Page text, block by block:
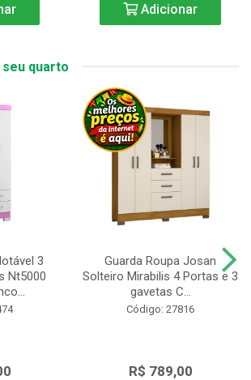
Adicionar
quarto
3
Nt5000
Guarda Roupa Josan
Solteiro Mirabilis 4 Portas e 3
gavetas C...
Código: 27816
R$ 789,00